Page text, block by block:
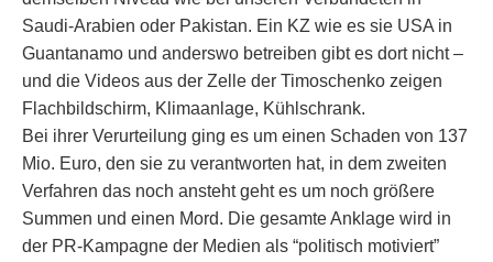
Saudi-Arabien oder Pakistan. Ein KZ wie es sie USA in
Guantanamo und anderswo betreiben gibt es dort nicht –
und die Videos aus der Zelle der Timoschenko zeigen
Flachbildschirm, Klimaanlage, Kühlschrank.
Bei ihrer Verurteilung ging es um einen Schaden von 137
Mio. Euro, den sie zu verantworten hat, in dem zweiten
Verfahren das noch ansteht geht es um noch größere
Summen und einen Mord. Die gesamte Anklage wird in
der PR-Kampagne der Medien als “politisch motiviert”